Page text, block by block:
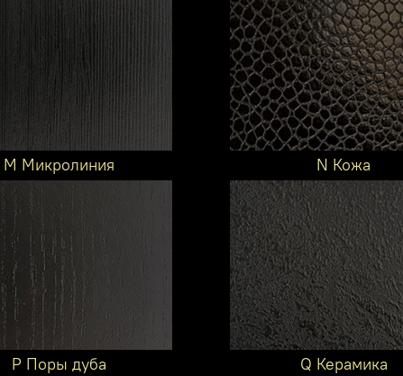
M Микролиния N Кожа
P Поры дуба Q Керамика